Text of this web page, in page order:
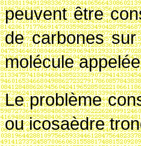
peuvent être
de carbones
molécule
Le problème
ou icosaèdre